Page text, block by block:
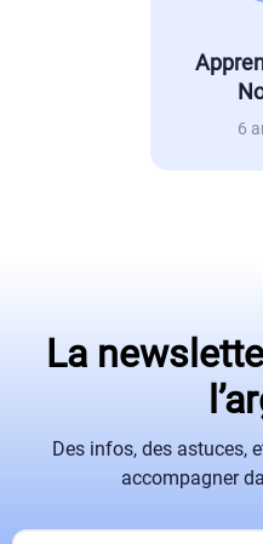
6
La
Des infos, des astuces,
accompagner